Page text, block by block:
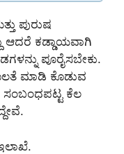
ಪುರುಷ
ಆದರೆ ಕಡ್ಡಾಯವಾಗಿ
ಪೂರೈಸಬೇಕು.
ಮಾಡಿ ಕೊಡುವ
ಕೆಲ